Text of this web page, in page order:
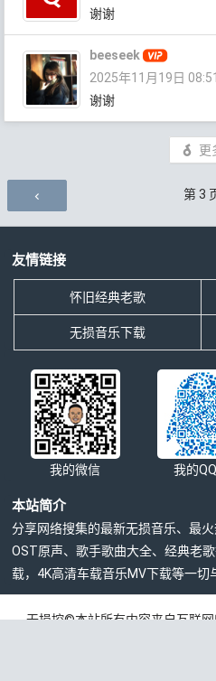
谢谢
beeseek
2025年11月19日 08:51
谢谢
更
评论导航 第 3
友情链接
怀旧经典老歌
无损音乐下载
我的微信 我的
本站简介
分享网络搜集的最新无损音乐、最
OST原声、歌手歌曲大全、经典老
载，4K高清车载音乐MV下载等一
无损控©本站所有内容来自互联